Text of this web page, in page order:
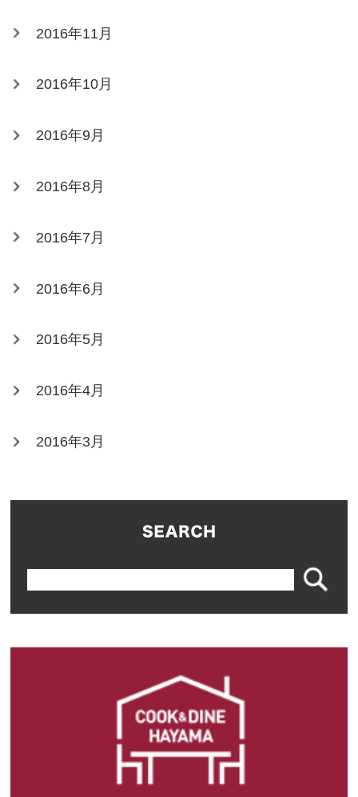
2016年11月
2016年10月
2016年9月
2016年8月
2016年7月
2016年6月
2016年5月
2016年4月
2016年3月